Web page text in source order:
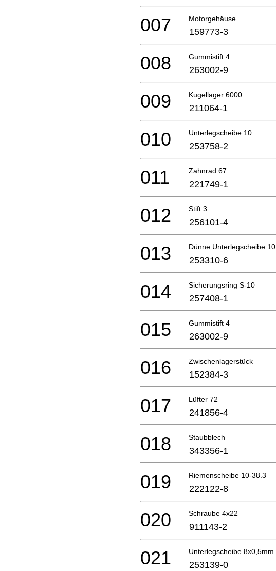
Motorgehäuse
007 159773-3
Gummistift 4
008 263002-9
Kugellager 6000
009 211064-1
Unterlegscheibe 10
010 253758-2
Zahnrad 67
011 221749-1
Stift 3
012 256101-4
Dünne Unterlegscheibe 10
013 253310-6
Sicherungsring S-10
014 257408-1
Gummistift 4
015 263002-9
Zwischenlagerstück
016 152384-3
Lüfter 72
017 241856-4
Staubblech
018 343356-1
Riemenscheibe 10-38.3
019 222122-8
Schraube 4x22
020 911143-2
Unterlegscheibe 8x0,5mm
021 253139-0